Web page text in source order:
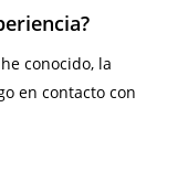
?
conocido, la
en contacto con